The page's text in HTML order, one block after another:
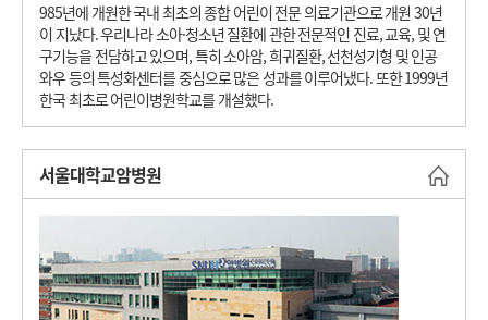
985년에 개원한 국내 최초의 종합 어린이 전문 의료기관으로 개원 30년
이 지났다. 우리나라 소아·청소년 질환에 관한 전문적인 진료, 교육, 및 연
구기능을 전담하고 있으며, 특히 소아암, 희귀질환, 선천성기형 및 인공
와우 등의 특성화센터를 중심으로 많은 성과를 이루어냈다. 또한 1999년
한국 최초로 어린이병원학교를 개설했다.
서울대학교암병원